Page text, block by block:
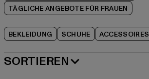
TÄGLICHE ANGEBOTE FÜR FRAUEN
BEKLEIDUNG SCHUHE ACCESSOIRES
SORTIEREN
BELIEBTESTE